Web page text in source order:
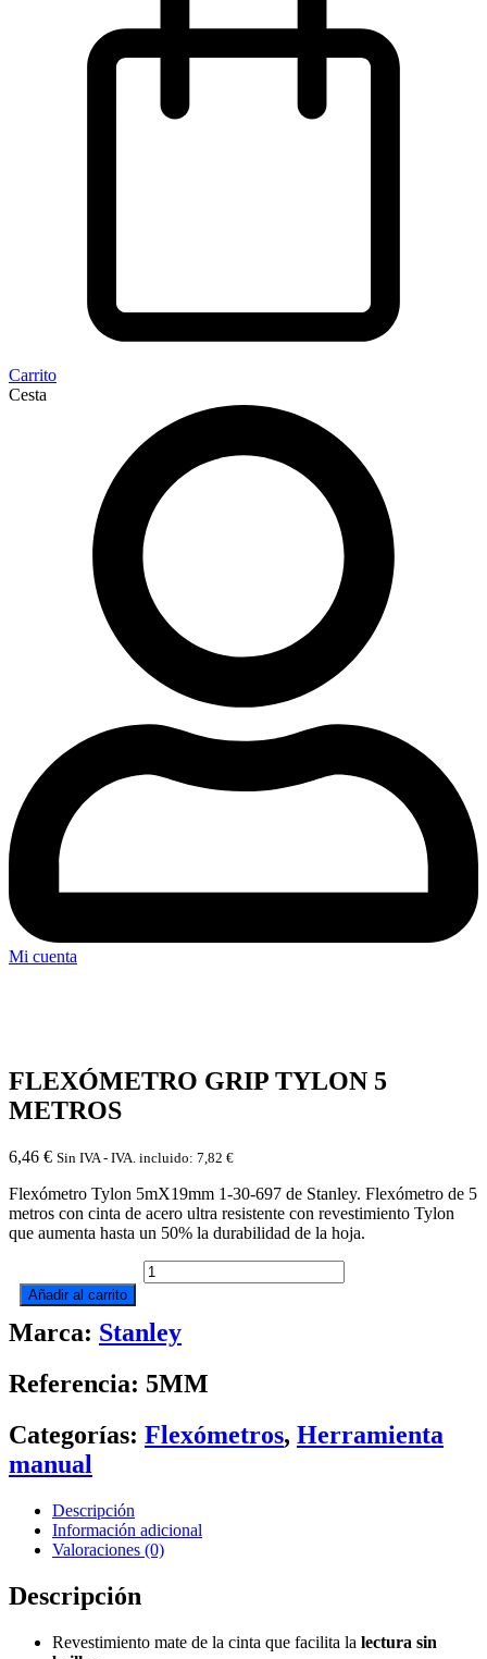
Carrito
Cesta
Mi cuenta
FLEXÓMETRO GRIP TYLON 5
METROS
6,46 € Sin IVA - IVA. incluido: 7,82 €
Flexómetro Tylon 5mX19mm 1-30-697 de Stanley. Flexómetro de 5
metros con cinta de acero ultra resistente con revestimiento Tylon
que aumenta hasta un 50% la durabilidad de la hoja.
FLEXÓMETRO
GRIP
5
METROS
Añadir al carrito
Marca: Stanley
Referencia: 5MM
Categorías: Flexómetros, Herramienta
manual
Descripción
Información adicional
Valoraciones (0)
Descripción
Revestimiento mate de la cinta que facilita la lectura sin